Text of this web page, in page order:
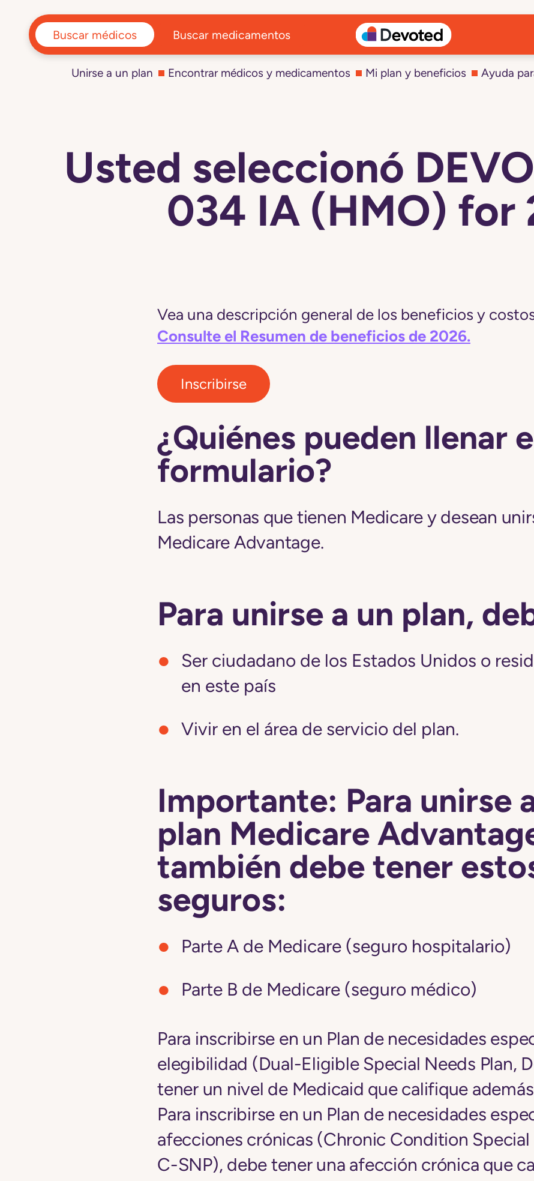
Buscar médicos Buscar medicamentos
Unirse a un plan Encontrar médicos y medicamentos Mi plan y beneficios Ayuda
Usted seleccionó
034 IA (HMO) for
Vea una descripción general de los beneficios y
Consulte el Resumen de beneficios de 2026.
Inscribirse
¿Quiénes pueden llenar
formulario?
Las personas que tienen Medicare y desean
Medicare Advantage.
Para unirse a un plan,
Ser ciudadano de los Estados Unidos o
en este país
Vivir en el área de servicio del plan.
Importante: Para unirse
plan Medicare
también debe tener
seguros:
Parte A de Medicare (seguro hospitalario)
Parte B de Medicare (seguro médico)
Para inscribirse en un Plan de necesidades
elegibilidad (Dual-Eligible Special Needs Plan,
tener un nivel de Medicaid que califique
Para inscribirse en un Plan de necesidades
afecciones crónicas (Chronic Condition Special
C-SNP), debe tener una afección crónica que